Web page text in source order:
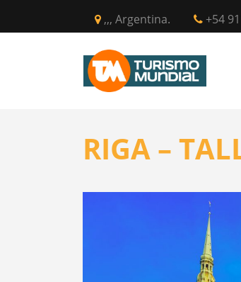
,,, Argentina. +54
RIGA –